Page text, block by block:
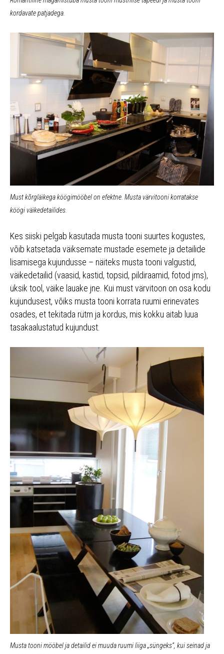
kordavate patjadega.
Must kõrgläikega köögimööbel on efektne. Musta värvitooni korratakse
köögi väikedetailides.
Kes siiski pelgab kasutada musta tooni suurtes kogustes,
võib katsetada väiksemate mustade esemete ja detailide
lisamisega kujundusse – näiteks musta tooni valgustid,
väikedetailid (vaasid, kastid, topsid, pildiraamid, fotod jms),
üksik tool, väike lauake jne. Kui must värvitoon on osa kodu
kujundusest, võiks musta tooni korrata ruumi erinevates
osades, et tekitada rütm ja kordus, mis kokku aitab luua
tasakaalustatud kujundust.
Musta tooni mööbel ja detailid ei muuda ruumi liiga „süngeks“, kui seinad ja